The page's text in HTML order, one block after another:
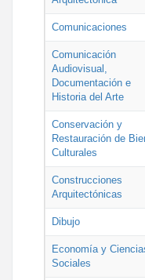
Comunicaciones
Comunicación
Audiovisual,
Documentación e
Historia del Arte
Conservación y
Restauración de
Culturales
Construcciones
Arquitectónicas
Dibujo
Economía y
Sociales